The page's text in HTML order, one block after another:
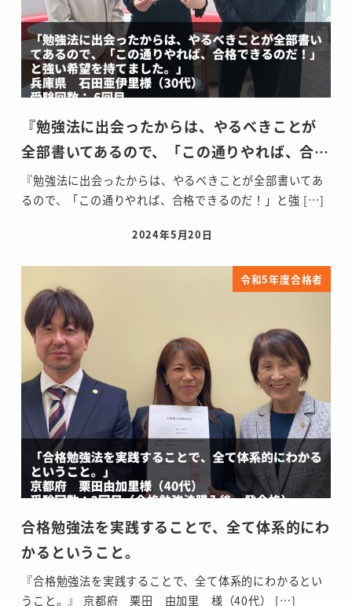
『勉強法に出会ったからは、やるべきことが
全部書いてあるので、「この通りやれば、合…
『勉強法に出会ったからは、やるべきことが全部書いてあ
るので、「この通りやれば、合格できるのだ！」と強 […]
投稿日
2024年5月20日
令和5年度合格者
合格勉強法を実践することで、全て体系的にわ
かるということ。
『合格勉強法を実践することで、全て体系的にわかるとい
うこと。』 京都府 栗田 由加里 様（40代） […]